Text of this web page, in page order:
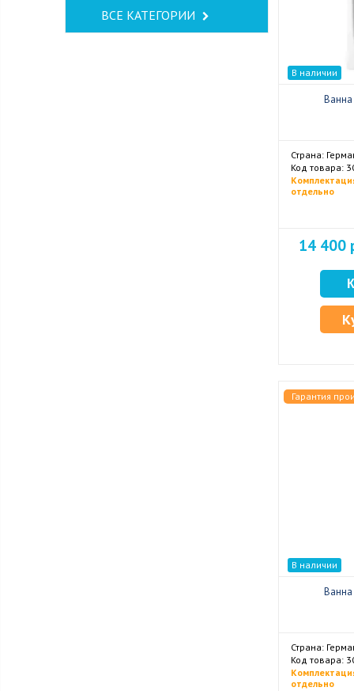
ВСЕ КАТЕГОРИИ
В наличии
Ванна
Страна:
Код товара:
отдельно
14 400
Гарантия
В наличии
Ванна
Страна:
Код товара:
отдельно